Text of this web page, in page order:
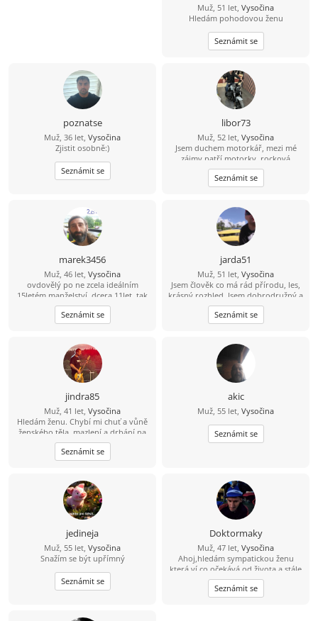
Muž, 51 let, Vysočina
Hledám pohodovou ženu
Seznámit se
poznatse
Muž, 36 let, Vysočina
Zjistit osobně:)
Seznámit se
libor73
Muž, 52 let, Vysočina
Jsem duchem motorkář, mezi mé
zájmy patří motorky, rocková
hudba, sport a příroda. Hledám
ženu z Vysočiny, která by ráda
trávila čas na vesnici.
Seznámit se
marek3456
Muž, 46 let, Vysočina
ovdovělý po ne zcela ideálním
15letém manželství, dcera 11let, tak
trochu alternativně a pronárodně
smýšlející, tj. fráze konzum a úspěch
již se mě tak úplně netýkají, přírodu
pobytu se zcela vázán necítím,
uvítám ženu trochu otevřené mysli
Seznámit se
jarda51
Muž, 51 let, Vysočina
Jsem člověk co má rád přírodu, les,
krásný rozhled. Jsem dobrodružný a
mám rád nové věci. Hledám k sobě
ženu na vztah.
Seznámit se
jindra85
Muž, 41 let, Vysočina
Hledám ženu. Chybí mi chuť a vůně
ženského těla, mazlení a drbání na
zádech.. ;-) Zajdeme na kávu a
uvidíme, jestli přeskočí jiskra?
Seznámit se
akic
Muž, 55 let, Vysočina
Seznámit se
jedineja
Muž, 55 let, Vysočina
Snažím se být upřímný
Seznámit se
Doktormaky
Muž, 47 let, Vysočina
Ahoj,hledám sympatickou ženu
která ví co očekává od života a stále
ještě hledá toho prvého pro
společnou cestu.Jsem optimista a
věřím že někde jsi...
Seznámit se